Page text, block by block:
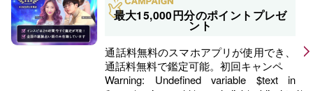
最大15,000円分のポイントプレゼ
ント
通話料無料のスマホアプリが使用でき、
通話料無料で鑑定可能。初回キャンペ
Warning: Undefined variable $text in